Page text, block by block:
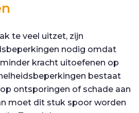
te veel uitzet, zijn
nodig omdat
kracht uitoefenen op
bestaat
ontsporingen of schade aan
moet dit stuk spoor worden